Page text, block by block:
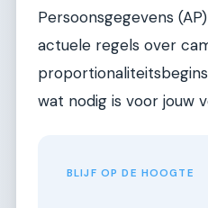
Persoonsgegevens
actuele regels over
wat nodig is voor jouw
BLIJF OP DE HOOGTE